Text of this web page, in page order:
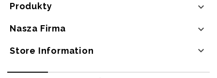
Produkty 
Nasza Firma 
Store Information 